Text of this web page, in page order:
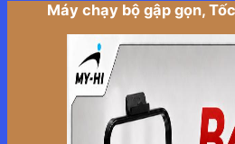
Máy chạy bộ gập gọn,